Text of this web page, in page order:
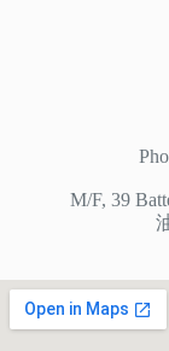
M/F, 39